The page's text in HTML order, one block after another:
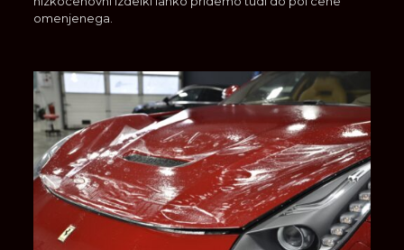
omenjenega.